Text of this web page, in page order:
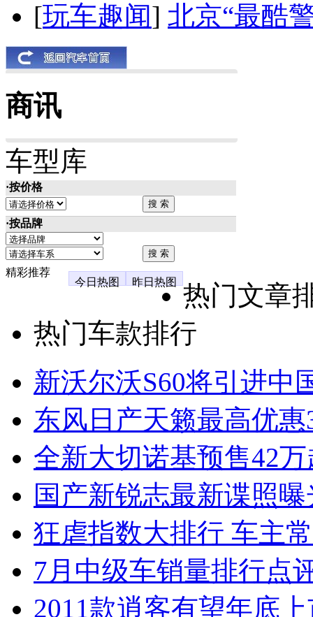
[玩车趣闻] 北京“最酷
商讯
车型库
·按价格
·按品牌
精彩推荐
今日热图
昨日热图
热门文章
热门车款排行
新沃尔沃S60将引进中
东风日产天籁最高优
全新大切诺基预售42
国产新锐志最新谍照
狂虐指数大排行 车主
7月中级车销量排行点
2011款逍客有望年底